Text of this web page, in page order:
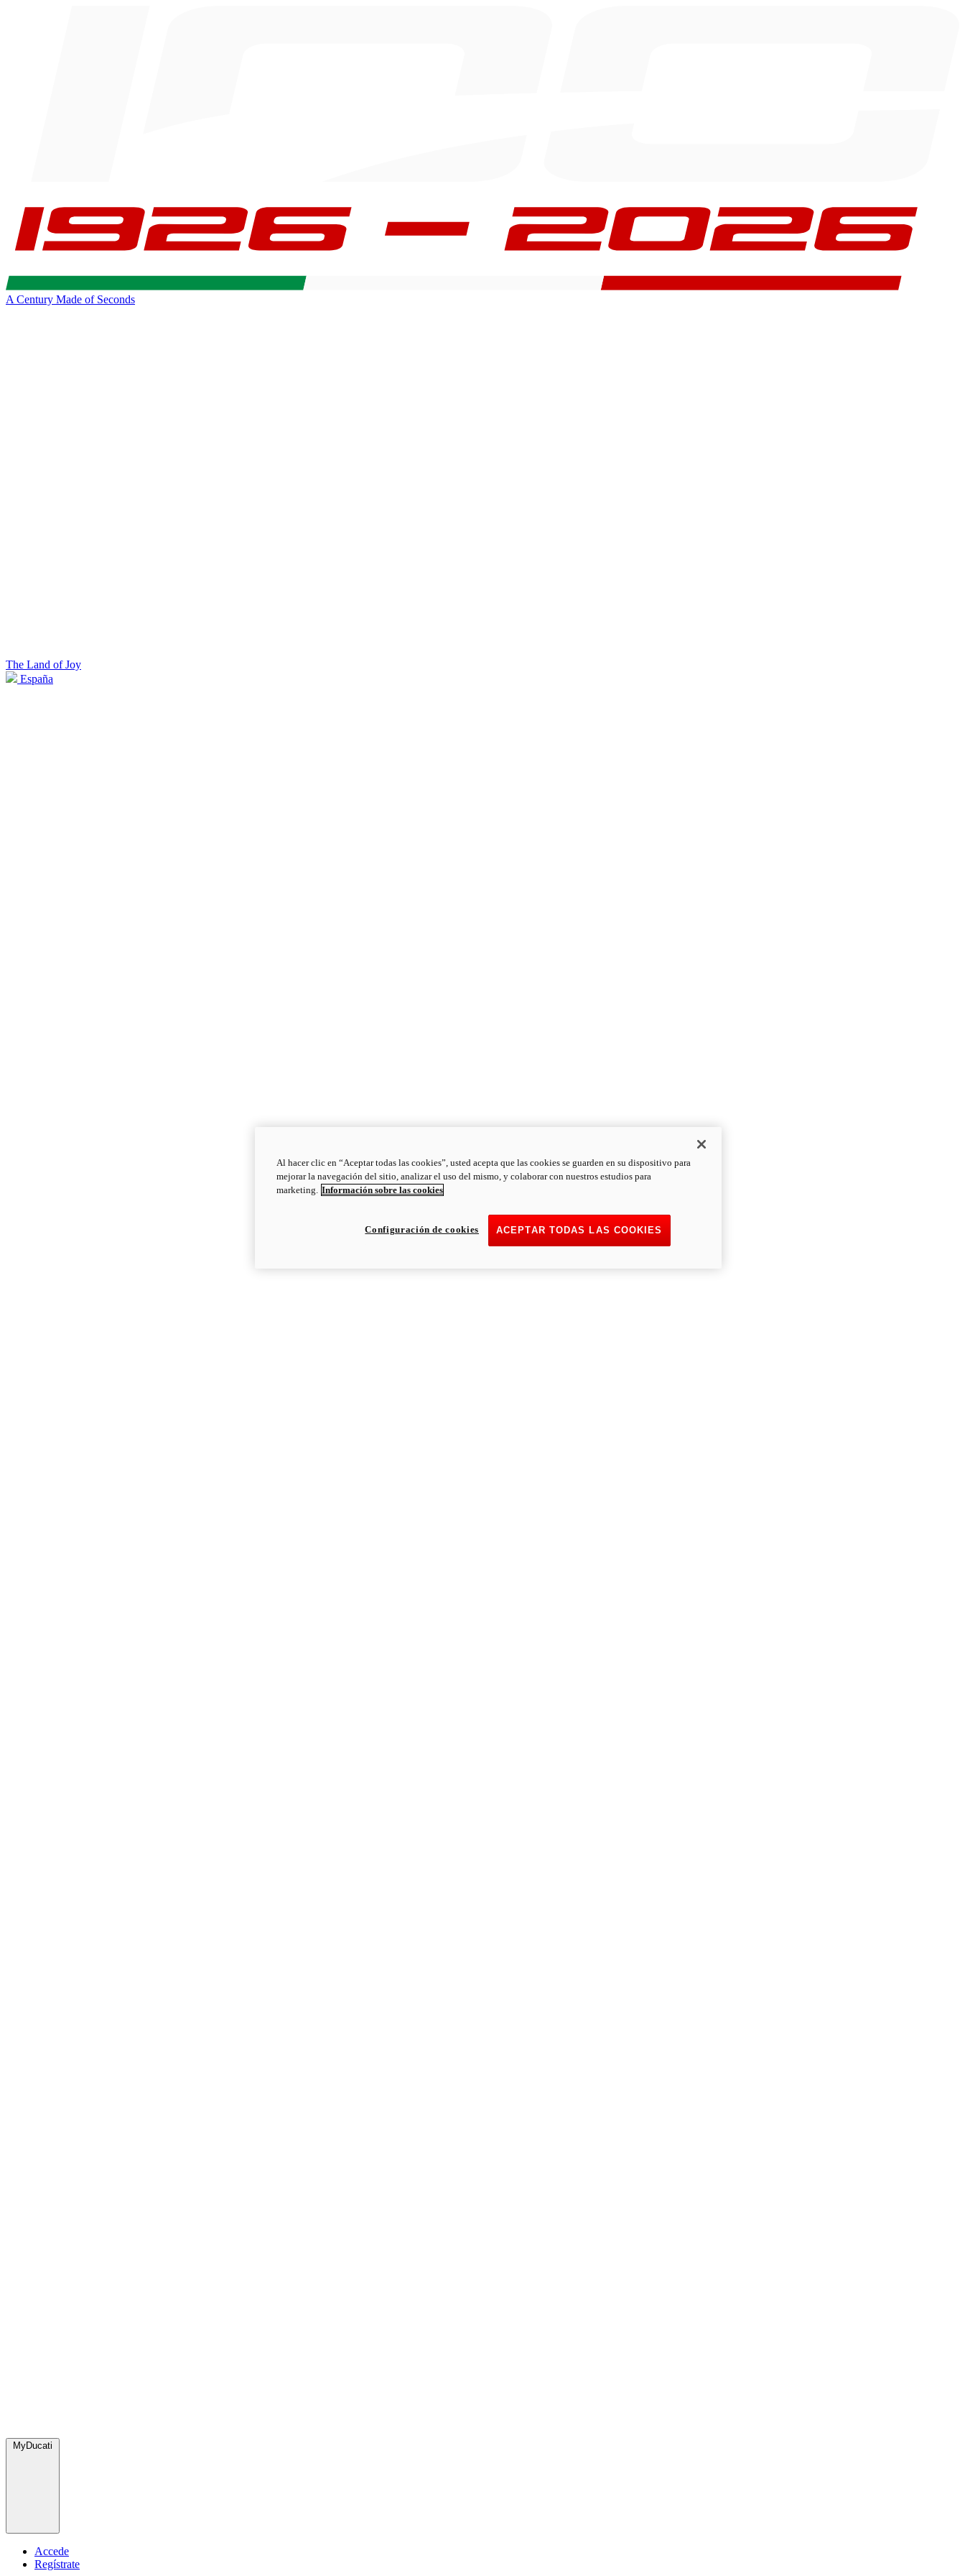
A Century Made of Seconds
The Land of Joy
España
MyDucati
Accede
Regístrate
Al hacer clic en “Aceptar todas las cookies”, usted acepta que las cookies se guarden en su dispositivo para
mejorar la navegación del sitio, analizar el uso del mismo, y colaborar con nuestros estudios para
marketing. Información sobre las cookies
ACEPTAR TODAS LAS COOKIES
Configuración de cookies